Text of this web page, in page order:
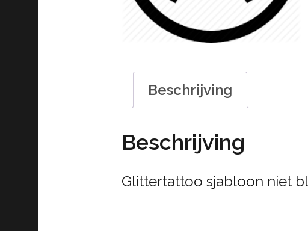
Beschrijving
Beschrijving
Glittertattoo sjabloon niet